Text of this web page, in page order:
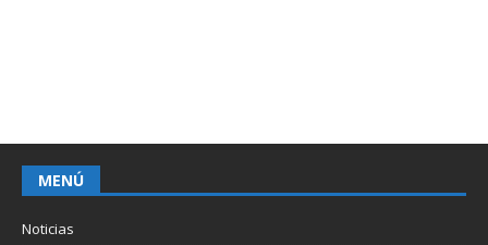
MENÚ
Noticias